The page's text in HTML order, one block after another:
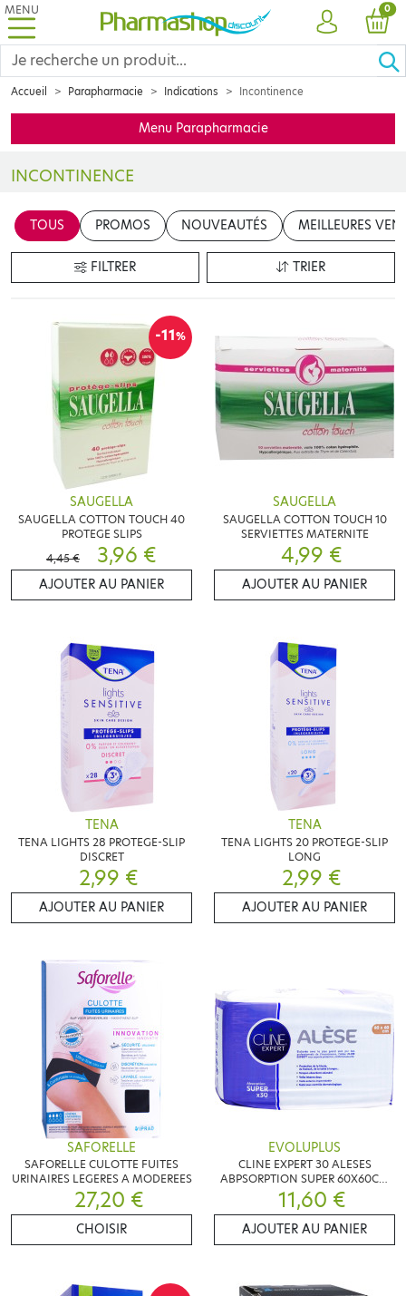
MENU
COMPTE
0
Accueil Parapharmacie Indications Incontinence
Menu Parapharmacie
INCONTINENCE
TOUS
PROMOS NOUVEAUTÉS MEILLEURES
FILTRER TRIER
-11%
SAUGELLA
SAUGELLA COTTON TOUCH 40
PROTEGE SLIPS
4,45 €
3,96 €
AJOUTER AU PANIER
SAUGELLA
SAUGELLA COTTON TOUCH 10
SERVIETTES MATERNITE
4,99 €
AJOUTER AU PANIER
TENA
TENA LIGHTS 28 PROTEGE-SLIP
DISCRET
2,99 €
AJOUTER AU PANIER
TENA
TENA LIGHTS 20 PROTEGE-SLIP
LONG
2,99 €
AJOUTER AU PANIER
SAFORELLE
SAFORELLE CULOTTE FUITES
URINAIRES LEGERES A MODEREES
27,20 €
CHOISIR
EVOLUPLUS
CLINE EXPERT 30 ALESES
ABPSORPTION SUPER 60X60CM
2MAX/CDE!!!
11,60 €
AJOUTER AU PANIER